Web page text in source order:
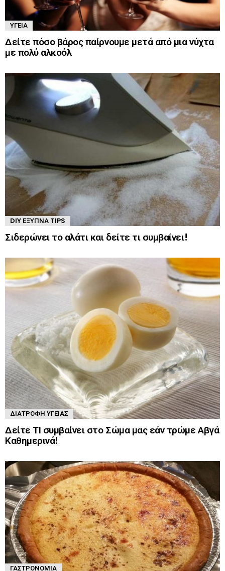
ΥΓΕΊΑ
Δείτε πόσο βάρος παίρνουμε μετά από μια νύχτα
με πολύ αλκοόλ
DIY ΈΞΥΠΝΑ TIPS
Σιδερώνει το αλάτι και δείτε τι συμβαίνει!
ΔΙΑΤΡΟΦΉ ΥΓΕΊΑΣ
Δείτε ΤΙ συμβαίνει στο Σώμα μας εάν τρώμε Αβγά
Καθημερινά!
ΓΑΣΤΡΟΝΟΜΊΑ